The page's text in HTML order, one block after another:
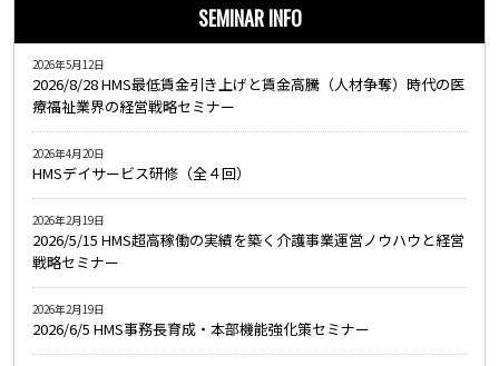
SEMINAR INFO
2026/8/28 HMS最低賃金引き上げと賃金高騰（人材争奪）時代の医
療福祉業界の経営戦略セミナー
2026年5月12日
HMSデイサービス研修（全４回）
2026年4月20日
2026/5/15 HMS超高稼働の実績を築く介護事業運営ノウハウと経営
戦略セミナー
2026年2月19日
2026/6/5 HMS事務長育成・本部機能強化策セミナー
2026年2月19日